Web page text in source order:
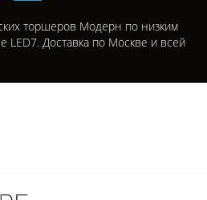
торшеров Модерн по низким
LED7. Доставка по Москве и всей